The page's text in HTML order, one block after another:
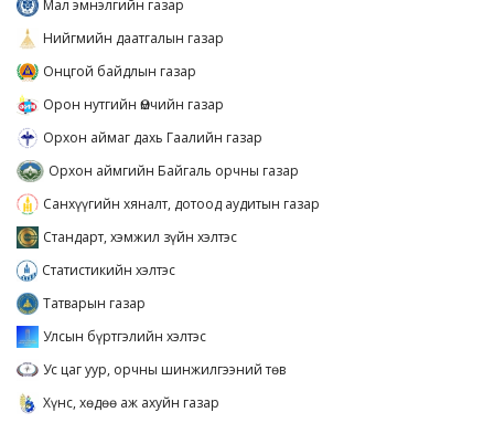
Мал эмнэлгийн газар
Нийгмийн даатгалын газар
Онцгой байдлын газар
Орон нутгийн Өмчийн газар
Орхон аймаг дахь Гаалийн газар
Орхон аймгийн Байгаль орчны газар
Санхүүгийн хяналт, дотоод аудитын газар
Стандарт, хэмжил зүйн хэлтэс
Статистикийн хэлтэс
Татварын газар
Улсын бүртгэлийн хэлтэс
Ус цаг уур, орчны шинжилгээний төв
Хүнс, хөдөө аж ахуйн газар